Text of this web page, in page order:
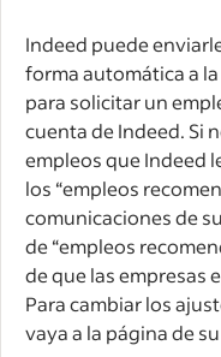
Indeed puede
forma automática a
para solicitar un
cuenta de Indeed. Si
empleos que Indeed
los “empleos
comunicaciones de
de “empleos
de que las empresas
Para cambiar los
vaya a la página de